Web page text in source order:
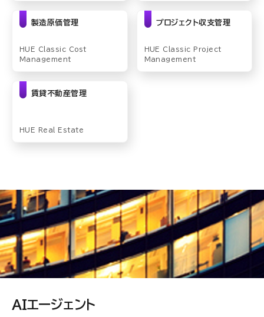
製造原価管理
HUE Classic Cost
Management
プロジェクト収支管理
HUE Classic Project
Management
賃貸不動産管理
HUE Real Estate
AIエージェント